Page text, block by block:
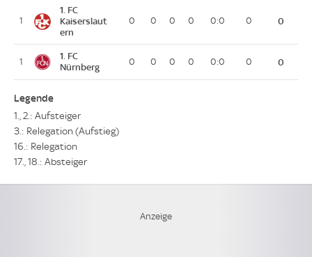
1
1. FC
Kaiserslaut
ern
0 0 0 0 0:0 0 0
1
1. FC
Nürnberg
0 0 0 0 0:0 0 0
Legende
1., 2.: Aufsteiger
3.: Relegation (Aufstieg)
16.: Relegation
17., 18.: Absteiger